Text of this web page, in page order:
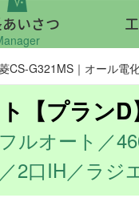
いさつ
CS-G321MS｜オール電
【プランD
ルオート／
2口IH／ラジ